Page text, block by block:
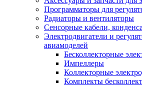
Программаторы для
Радиаторы и вентиляторы
Сенсорные кабели,
Электродвигатели и
авиамоделей
Бесколлекторные
Импеллеры
Коллекторные
Комплекты